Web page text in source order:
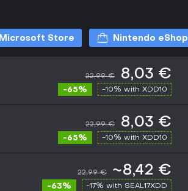
Microsoft Store Nintendo eShop
22,99 € 8,03 €
-65% -10% with XDD10
22,99 € 8,03 €
-65% -10% with XDD10
22,99 € ~8,42 €
-63% -17% with SEAL17XDD